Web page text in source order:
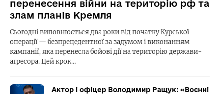
перенесення війни на територію рф та
злам планів Кремля
Сьогодні виповнюється два роки від початку Курської
операції — безпрецедентної за задумом і виконанням
кампанії, яка перенесла бойові дії на територію держави-
агресора. Цей крок…
Актор і офіцер Володимир Ращук: «Воєнні